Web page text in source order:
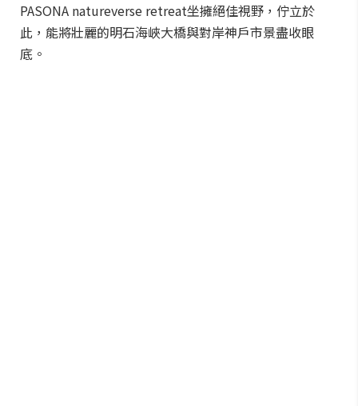
PASONA natureverse retreat坐擁絕佳視野，佇立於
此，能將壯麗的明石海峽大橋與對岸神戶市景盡收眼
底。